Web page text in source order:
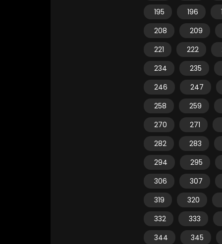
195
196
208
209
221
222
234
235
246
247
258
259
270
271
282
283
294
295
306
307
319
320
332
333
344
345